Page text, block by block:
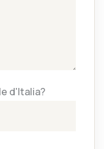
d'Italia?